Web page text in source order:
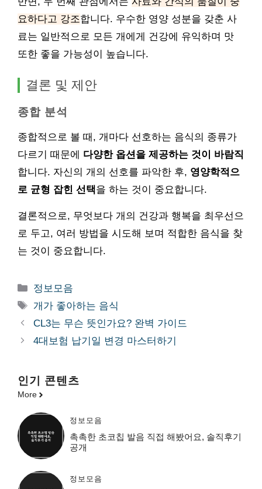
요하다고 강조합니다. 우수한 영양 성분을 갖춘 사
료는 일반적으로 모든 개에게 건강에 유익하며 맛
또한 좋을 가능성이 높습니다.
결론 및 제안
종합 분석
종합적으로 볼 때, 개마다 선호하는 음식의 종류가
다르기 때문에 다양한 옵션을 제공하는 것이 바람직
합니다. 자신의 개의 선호를 파악한 후, 영양학적으
로 균형 잡힌 선택을 하는 것이 중요합니다.
결론적으로, 무엇보다 개의 건강과 행복을 최우선으
로 두고, 여러 방법을 시도해 보며 적합한 음식을 찾
는 것이 중요합니다.
카
테
리
정보모음
태
그
개가 좋아하는 음식
CL3는 무슨 뜻인가요? 완벽 가이드
4대보험 납기일 변경 마스터하기
인기 콘텐츠
More
정보모음
촉촉한 초코칩 발음 직접 해봤어요, 솔직후기
공개
정보모음